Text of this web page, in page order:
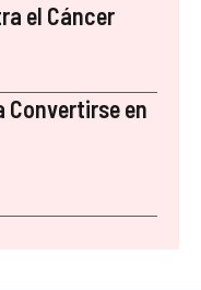
el Cáncer
Convertirse en